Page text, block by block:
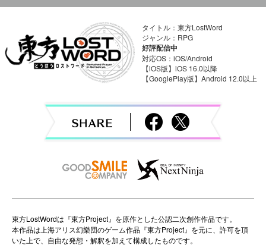
a
v
o
n
タイトル：東方LostWord
ジャンル：RPG
好評配信中
対応OS：iOS/Android
【iOS版】iOS 16.0以降
【GooglePlay版】Android 12.0以上
東方LostWordは『東方Project』を原作とした公認二次創作作品です。
本作品は上海アリス幻樂団のゲーム作品『東方Project』を元に、許可を頂
いた上で、自由な発想・解釈を加えて構成したものです。